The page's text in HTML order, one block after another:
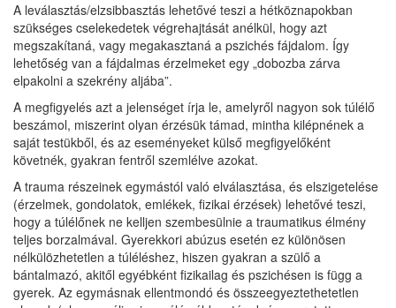
A leválasztás/elzsibbasztás lehetővé teszi a hétköznapokban
szükséges cselekedetek végrehajtását anélkül, hogy azt
megszakítaná, vagy megakasztaná a pszichés fájdalom. Így
lehetőség van a fájdalmas érzelmeket egy „dobozba zárva
elpakolni a szekrény aljába”.
A megfigyelés azt a jelenséget írja le, amelyről nagyon sok túlélő
beszámol, miszerint olyan érzésük támad, mintha kilépnének a
saját testükből, és az eseményeket külső megfigyelőként
követnék, gyakran fentről szemlélve azokat.
A trauma részeinek egymástól való elválasztása, és elszigetelése
(érzelmek, gondolatok, emlékek, fizikai érzések) lehetővé teszi,
hogy a túlélőnek ne kelljen szembesülnie a traumatikus élmény
teljes borzalmával. Gyerekkori abúzus esetén ez különösen
nélkülözhetetlen a túléléshez, hiszen gyakran a szülő a
bántalmazó, akitől egyébként fizikailag és pszichésen is függ a
gyerek. Az egymásnak ellentmondó és összeegyeztethetetlen